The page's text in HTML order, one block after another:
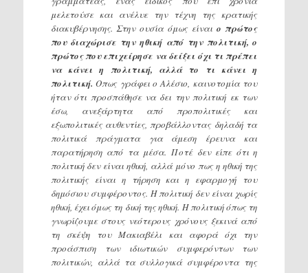
μελετούσε και ανέλυε την τέχνη της κρατικής
διακυβέρνησης. Στην ουσία όμως είναι ο πρώτος
που διαχώρισε την ηθική από την πολιτική, ο
πρώτος που επιχείρησε να δείξει όχι τι πρέπει
να κάνει η πολιτική, αλλά το τι κάνει η
πολιτική. Οπως γράφει ο Αλέσιο, καινοτομία του
ήταν ότι προσπάθησε να δει την πολιτική εκ των
έσω, ανεξάρτητα από προπολιτικές και
εξωπολιτικές αυθεντίες, προβάλλοντας δηλαδή τα
πολιτικά πράγματα για άμεση έρευνα και
παρατήρηση από τα μέσα. Ποτέ δεν είπε ότι η
πολιτική δεν είναι ηθική, αλλά μόνο πως η ηθική της
πολιτικής είναι η τήρηση και η εφαρμογή του
δημόσιου συμφέροντος. Η πολιτική δεν είναι χωρίς
ηθική, έχει όμως τη δική της ηθική. Η πολιτική όπως τη
γνωρίζουμε στους νεότερους χρόνους ξεκινά από
τη σκέψη του Μακιαβέλι και αφορά όχι την
προάσπιση των ιδιωτικών συμφερόντων των
πολιτικών, αλλά τα συλλογικά συμφέροντα της